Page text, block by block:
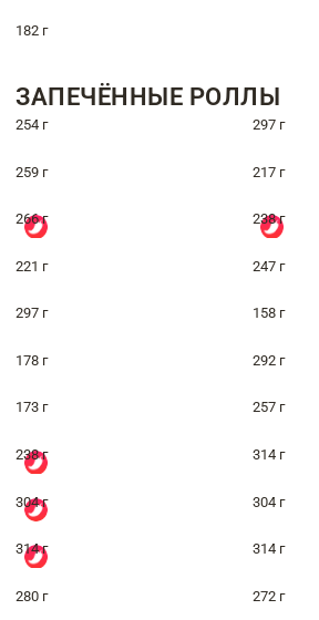
182 г
ЗАПЕЧЁННЫЕ РОЛЛЫ
254 г 297 г
259 г 217 г
266 г 238 г
221 г 247 г
297 г 158 г
178 г 292 г
173 г 257 г
238 г 314 г
304 г 304 г
314 г 314 г
280 г 272 г